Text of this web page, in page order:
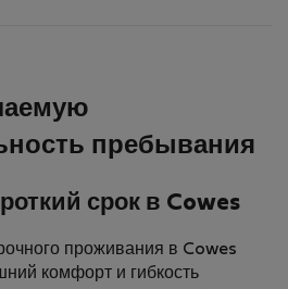
пребывания
срок в Cowes
проживания в Cowes
комфорт и гибкость